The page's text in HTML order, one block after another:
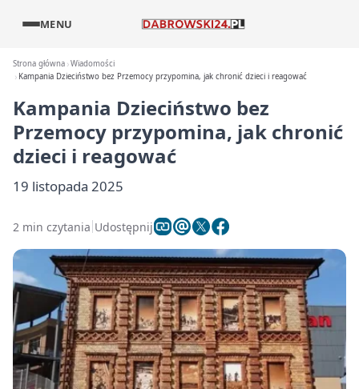
MENU
Strona główna Wiadomości
Kampania Dzieciństwo bez Przemocy przypomina, jak chronić dzieci i reagować
Kampania Dzieciństwo bez
Przemocy przypomina, jak chronić
dzieci i reagować
19 listopada 2025
2 min czytania Udostępnij